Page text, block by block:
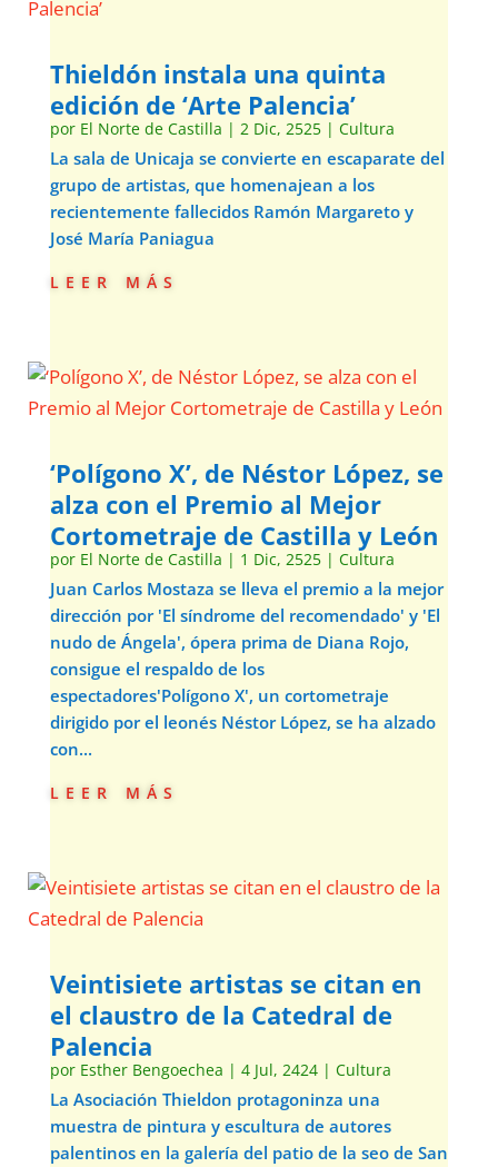
Thieldón instala una quinta
edición de ‘Arte Palencia’
por El Norte de Castilla | 2 Dic, 2525| Cultura
La sala de Unicaja se convierte en escaparate del
grupo de artistas, que homenajean a los
recientemente fallecidos Ramón Margareto y
José María Paniagua
leer más
‘Polígono X’, de Néstor López, se
alza con el Premio al Mejor
Cortometraje de Castilla y León
por El Norte de Castilla | 1 Dic, 2525| Cultura
Juan Carlos Mostaza se lleva el premio a la mejor
dirección por 'El síndrome del recomendado' y 'El
nudo de Ángela', ópera prima de Diana Rojo,
consigue el respaldo de los
espectadores'Polígono X', un cortometraje
dirigido por el leonés Néstor López, se ha alzado
con...
leer más
Veintisiete artistas se citan en
el claustro de la Catedral de
Palencia
por Esther Bengoechea | 4 Jul, 2424| Cultura
La Asociación Thieldon protagoninza una
muestra de pintura y escultura de autores
palentinos en la galería del patio de la seo de San